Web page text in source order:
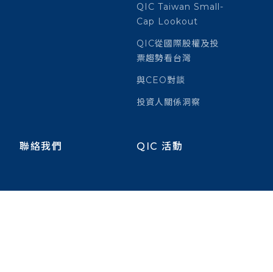
QIC Taiwan Small-
Cap Lookout
QIC從國際股權及投
票趨勢看台灣
與CEO對談
投資人關係洞察
聯絡我們 QIC 活動